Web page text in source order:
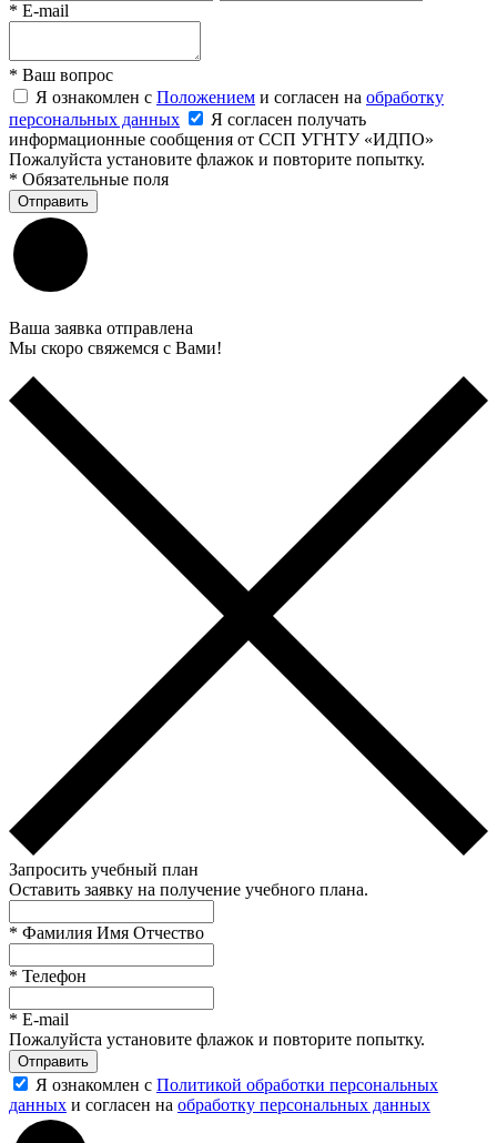
* E-mail
* Ваш вопрос
Я ознакомлен с Положением и согласен на обработку
персональных данных
Я согласен получать
информационные сообщения от ССП УГНТУ «ИДПО»
Пожалуйста установите флажок и повторите попытку.
* Обязательные поля
Отправить
Ваша заявка отправлена
Мы скоро свяжемся с Вами!
Запросить учебный план
Оставить заявку на получение учебного плана.
* Фамилия Имя Отчество
* Телефон
* E-mail
Пожалуйста установите флажок и повторите попытку.
Отправить
Я ознакомлен с Политикой обработки персональных
данных и согласен на обработку персональных данных